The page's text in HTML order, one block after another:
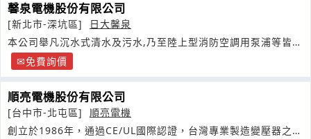
馨泉電機股份有限公司
[新北市-深坑區]
日大馨泉
本公司舉凡沉水式清水及污水,乃至陸上型消防空調用泵浦等皆有
生產免費詢價
順亮電機股份有限公司
[台中市-北屯區]
順亮電機
創立於1986年，通過CE/UL國際認證，台灣專業製造變壓器之廠